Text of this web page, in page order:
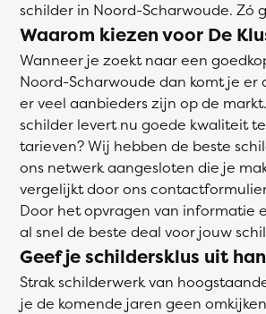
schilder in Noord-Scharwoude. Zó
Waarom kiezen voor De
Wanneer je zoekt naar een
Noord-Scharwoude dan komt je er
er veel aanbieders zijn op de
schilder levert nu goede kwaliteit
tarieven? Wij hebben de beste
ons netwerk aangesloten die je
vergelijkt door ons
Door het opvragen van informatie
al snel de beste deal voor jouw
Geef je schildersklus uit
Strak schilderwerk van
je de komende jaren geen